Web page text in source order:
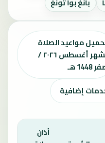
بانغ بوا ثونغ
مواعيد الصلاة
لشهر أغسطس ٢٠٢٦ /
1448 هـ
إضافية
أذان